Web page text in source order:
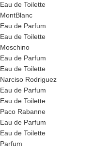
Eau de Toilette
MontBlanc
Eau de Parfum
Eau de Toilette
Moschino
Eau de Parfum
Eau de Toilette
Narciso Rodriguez
Eau de Parfum
Eau de Toilette
Paco Rabanne
Eau de Parfum
Eau de Toilette
Parfum